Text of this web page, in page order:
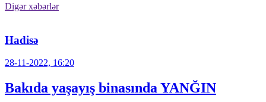
Digər xəbərlər
Hadisə
28-11-2022, 16:20
Bakıda yaşayış binasında YANĞIN